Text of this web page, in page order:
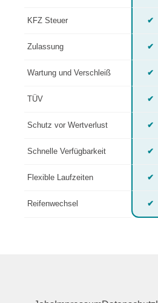
KFZ Steuer ✔
Zulassung ✔
Wartung und Verschleiß ✔
TÜV ✔
Schutz vor Wertverlust ✔
Schnelle Verfügbarkeit ✔
Flexible Laufzeiten ✔
Reifenwechsel ✔